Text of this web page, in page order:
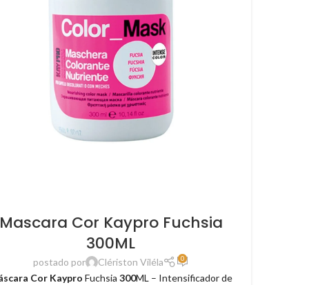
Mascara Cor Kaypro Fuchsia
300ML
postado por Clériston Viléla 0
Cor Kaypro Fuchsia300ML – Intensificador de